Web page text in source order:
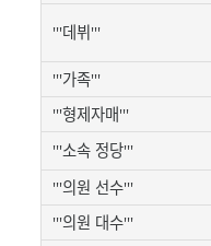
'''데뷔'''
'''가족'''
'''형제자매'''
'''소속 정당'''
'''의원 선수'''
'''의원 대수'''